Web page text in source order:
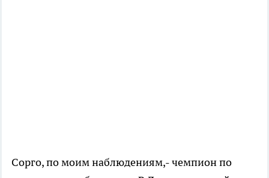
Сорго, по моим наблюдениям,- чемпион по